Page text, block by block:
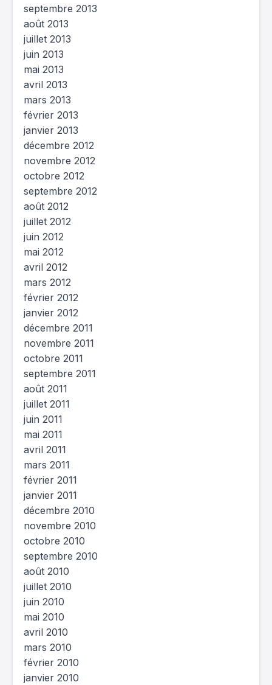
septembre 2013
août 2013
juillet 2013
juin 2013
mai 2013
avril 2013
mars 2013
février 2013
janvier 2013
décembre 2012
novembre 2012
octobre 2012
septembre 2012
août 2012
juillet 2012
juin 2012
mai 2012
avril 2012
mars 2012
février 2012
janvier 2012
décembre 2011
novembre 2011
octobre 2011
septembre 2011
août 2011
juillet 2011
juin 2011
mai 2011
avril 2011
mars 2011
février 2011
janvier 2011
décembre 2010
novembre 2010
octobre 2010
septembre 2010
août 2010
juillet 2010
juin 2010
mai 2010
avril 2010
mars 2010
février 2010
janvier 2010